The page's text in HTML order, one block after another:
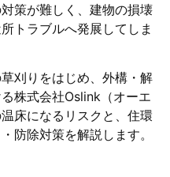
策が難しく、建物の損壊
トラブルへ発展してしま
刈りをはじめ、外構・解
株式会社Oslink（オーエ
床になるリスクと、住環
防除対策を解説します。